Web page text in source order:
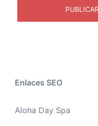
Enlaces SEO
Aloha Day Spa